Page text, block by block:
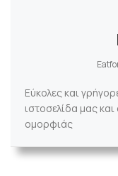
Εύκολες και
ιστοσελίδα μας
ομορφιάς